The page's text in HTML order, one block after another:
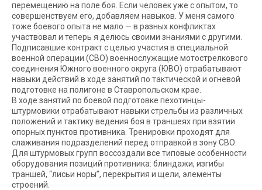
перемещению на поле боя. Если человек уже с опытом, то
совершенствуем его, добавляем навыков. У меня самого
тоже боевого опыта не мало — в разных конфликтах
участвовал и теперь я делюсь своими знаниями с другими.
Подписавшие контракт с целью участия в специальной
военной операции (СВО) военнослужащие мотострелкового
соединения Южного военного округа (ЮВО) отрабатывают
навыки действий в ходе занятий по тактической и огневой
подготовке на полигоне в Ставропольском крае.
В ходе занятий по боевой подготовке пехотинцы-
штурмовики отрабатывают навыки стрельбы из различных
положений и тактику ведения боя в траншеях при взятии
опорных пунктов противника. Тренировки проходят для
слаживания подразделений перед отправкой в зону СВО.
Для штурмовых групп воссоздали все типовые особенности
оборудования позиций противника: блиндажи, изгибы
траншей, “лисьи норы”, перекрытия и щели, элементы
строений.